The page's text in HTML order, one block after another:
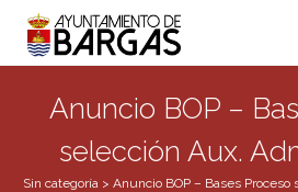
Anuncio BOP –
selección Aux.
Sin categoría> Anuncio BOP – Bases